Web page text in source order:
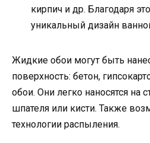
кирпич и др. Благодаря
уникальный дизайн
Жидкие обои могут быть
поверхность: бетон,
обои. Они легко наносятся
шпателя или кисти. Также
технологии распыления.